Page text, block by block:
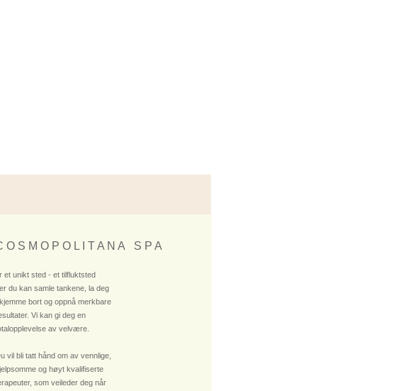
O S M O P O L I T A N A S P A
et unikt sted - et tilfluktsted
du kan samle tankene, la deg
bort og oppnå merkbare
Vi kan gi deg en
av velvære.
vil bli tatt hånd om av vennlige,
og høyt kvalifiserte
som veileder deg når